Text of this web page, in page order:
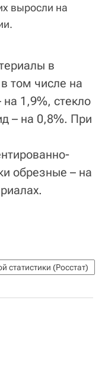
выросли на
в
том числе на
1,9%, стекло
– на 0,8%. При
обрезные – на
статистики (Росстат)